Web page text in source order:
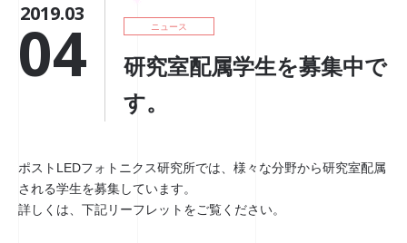
2019.03
04 ニュース
研究室配属学生を募集中で
す。
ポストLEDフォトニクス研究所では、様々な分野から研究室配属
される学生を募集しています。
詳しくは、下記リーフレットをご覧ください。